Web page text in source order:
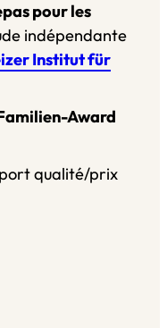
pour les
indépendante
Institut für
Award
qualité/prix